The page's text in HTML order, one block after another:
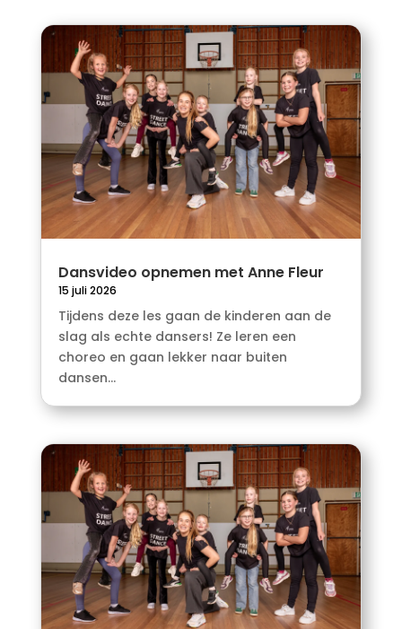
Dansvideo opnemen met Anne Fleur
15 juli 2026
Tijdens deze les gaan de kinderen aan de
slag als echte dansers! Ze leren een
choreo en gaan lekker naar buiten
dansen...